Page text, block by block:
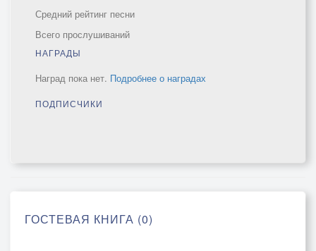
Средний рейтинг песни
Всего прослушиваний
НАГРАДЫ
Наград пока нет. Подробнее о наградах
ПОДПИСЧИКИ
ГОСТЕВАЯ КНИГА (0)